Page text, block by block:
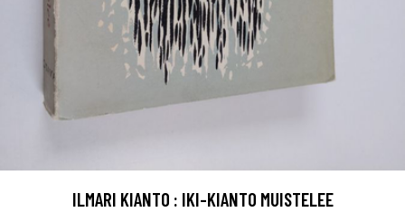
ILMARI KIANTO : IKI-KIANTO MUISTELEE